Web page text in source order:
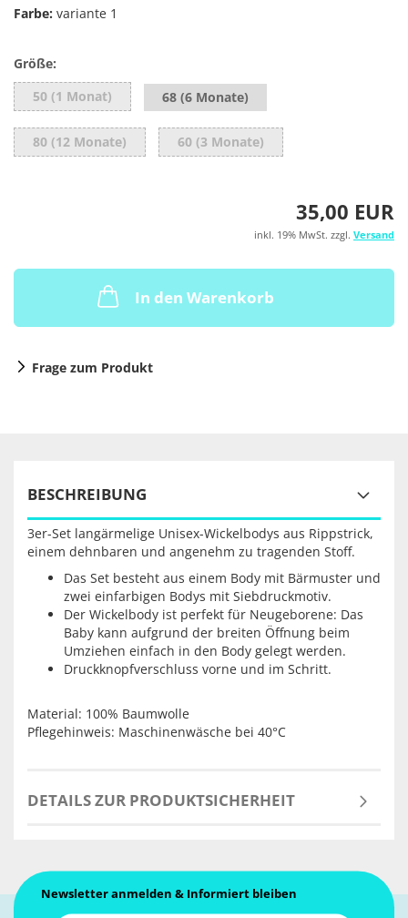
Farbe: variante 1
Größe:
50 (1 Monat)
68 (6 Monate)
80 (12 Monate) 60 (3 Monate)
35,00 EUR
inkl. 19% MwSt. zzgl. Versand
In den Warenkorb
Frage zum Produkt
BESCHREIBUNG
3er-Set langärmelige Unisex-Wickelbodys aus Rippstrick,
einem dehnbaren und angenehm zu tragenden Stoff.
Das Set besteht aus einem Body mit Bärmuster und
zwei einfarbigen Bodys mit Siebdruckmotiv.
Der Wickelbody ist perfekt für Neugeborene: Das
Baby kann aufgrund der breiten Öffnung beim
Umziehen einfach in den Body gelegt werden.
Druckknopfverschluss vorne und im Schritt.
Material: 100% Baumwolle
Pflegehinweis: Maschinenwäsche bei 40°C
DETAILS ZUR PRODUKTSICHERHEIT
Newsletter anmelden & Informiert bleiben